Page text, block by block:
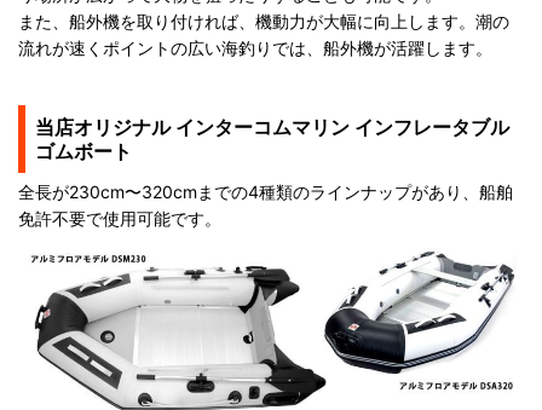
また、船外機を取り付ければ、機動力が大幅に向上します。潮の
流れが速くポイントの広い海釣りでは、船外機が活躍します。
当店オリジナル インターコムマリン インフレータブル
ゴムボート
全長が230cm〜320cmまでの4種類のラインナップがあり、船舶
免許不要で使用可能です。